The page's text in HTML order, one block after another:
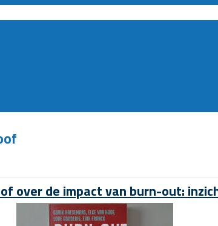
over de impact van burn-out: